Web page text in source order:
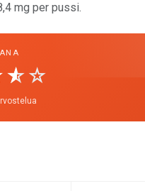
mg per pussi.